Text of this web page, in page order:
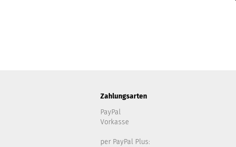
Zahlungsarten
PayPal
Vorkasse
per PayPal Plus: